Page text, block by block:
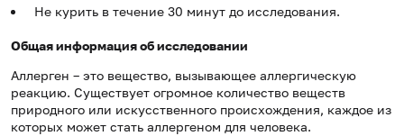
Не курить в течение 30 минут до исследования.
Общая информация об исследовании
Аллерген – это вещество, вызывающее аллергическую
реакцию. Существует огромное количество веществ
природного или искусственного происхождения, каждое из
которых может стать аллергеном для человека.